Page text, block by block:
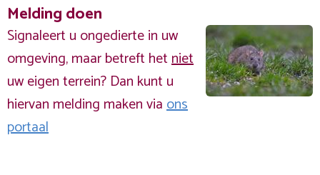
Melding doen
Signaleert u ongedierte in uw
omgeving, maar betreft hetniet
uw eigen terrein? Dan kunt u
hiervan melding maken viaons
portaal